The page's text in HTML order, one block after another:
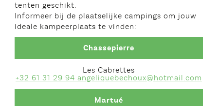
tenten geschikt.
Informeer bij de plaatselijke campings om jouw
ideale kampeerplaats te vinden:
Chassepierre
Les Cabrettes
+32 61 31 29 94 angeliquebechoux@hotmail.com
Martué